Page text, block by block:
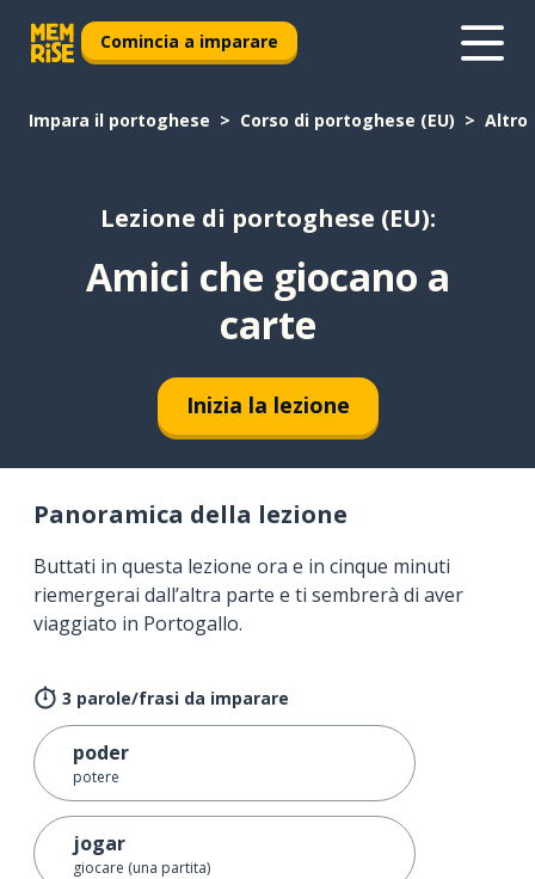
Comincia a imparare
Impara il portoghese Corso di portoghese (EU) Altro
Lezione di portoghese (EU):
Amici che giocano a
carte
Inizia la lezione
Panoramica della lezione
Buttati in questa lezione ora e in cinque minuti
riemergerai dall’altra parte e ti sembrerà di aver
viaggiato in Portogallo.
3 parole/frasi da imparare
poder
potere
jogar
giocare (una partita)